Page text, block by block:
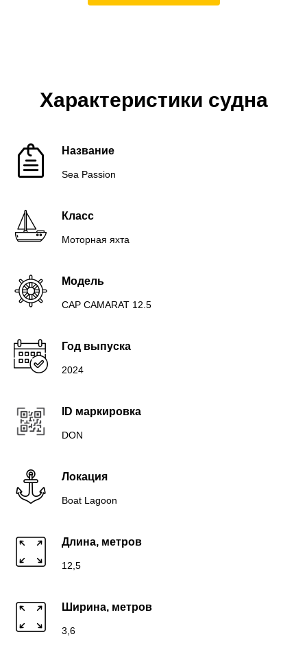
Характеристики судна
Название
Sea Passion
Класс
Моторная яхта
Модель
CAP CAMARAT 12.5
Год выпуска
2024
ID маркировка
DON
Локация
Boat Lagoon
Длина, метров
12,5
Ширина, метров
3,6